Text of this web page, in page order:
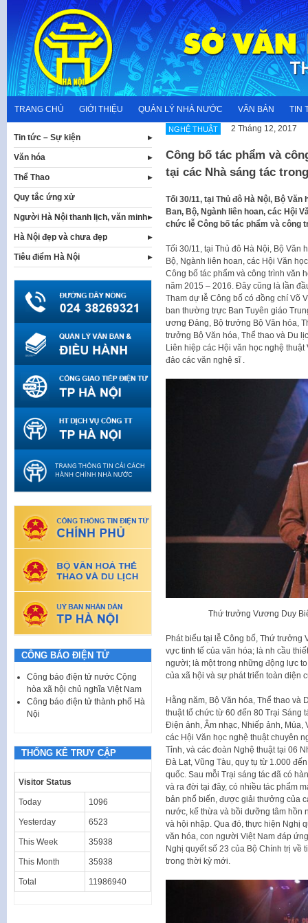
content
TRANG CHỦ GIỚI THIỆU QUẢN LÝ NHÀ NƯỚC VĂN BẢN TIN
NGHỆ THUẬT 2 Tháng 12, 2017
Công bố tác phẩm và
tại các Nhà sáng tác
Tối 30/11, tại Thủ đô Hà Nội, Bộ
Ban, Bộ, Ngành liên hoan, các Hội
chức lễ Công bố tác phẩm và công
Tối 30/11, tại Thủ đô Hà Nội, Bộ Văn
Bộ, Ngành liên hoan, các Hội Văn
Công bố tác phẩm và công trình văn
năm 2015 – 2016. Đây cũng là lần
Tham dự lễ Công bố có đồng chí Võ
ban thường trực Ban Tuyên giáo
ương Đảng, Bộ trưởng Bộ Văn hóa,
trưởng Bộ Văn hóa, Thể thao và Du
Liên hiệp các Hội văn học nghệ
đảo các văn nghệ sĩ .
Thứ trưởng Vương Duy
Phát biểu tại lễ Công bố, Thứ trưởng
vực tinh tế của văn hóa; là nh cầu
người; là một trong những động lực
của xã hội và sự phát triển toàn diện
Hằng năm, Bộ Văn hóa, Thể thao và
thuật tổ chức từ 60 đến 80 Trại Sáng
Điện ảnh, Âm nhạc, Nhiếp ảnh, Múa,
các Hội Văn học nghệ thuật chuyên
Tỉnh, và các đoàn Nghệ thuật tại 06
Đà Lạt, Vũng Tàu, quy tụ từ 1.000
quốc. Sau mỗi Trại sáng tác đã có
và ra đời tại đây, có nhiều tác phẩm
bản phổ biến, được giải thưởng của
nước, kế thừa và bồi dưỡng tâm hồn
và hội nhập. Qua đó, thực hiện Nghị
văn hóa, con người Việt Nam đáp
Nghị quyết số 23 của Bộ Chính trị về
trong thời kỳ mới.
Tin tức – Sự kiện
Văn hóa
Thể Thao
Quy tắc ứng xử
Người Hà Nội thanh lịch, văn minh
Hà Nội đẹp và chưa đẹp
Tiêu điểm Hà Nội
CÔNG BÁO ĐIỆN TỬ
Công báo điện tử nước Cộng
hòa xã hội chủ nghĩa Việt Nam
Công báo điện tử thành phố Hà
Nội
THỐNG KÊ TRUY CẬP
Visitor Status
Today 1096
Yesterday 6523
This Week 35938
This Month 35938
Total 11986940